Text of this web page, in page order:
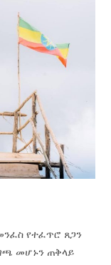
የተፈጥሮ ጸጋን
መሆኑን ጠቅላይ